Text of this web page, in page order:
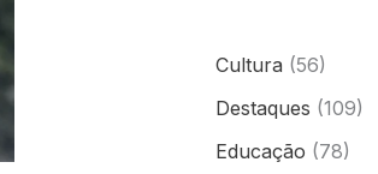
Cultura (56)
Destaques (109)
Educação (78)